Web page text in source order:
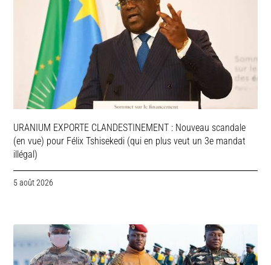
URANIUM EXPORTE CLANDESTINEMENT : Nouveau scandale
(en vue) pour Félix Tshisekedi (qui en plus veut un 3e mandat
illégal)
5 août 2026